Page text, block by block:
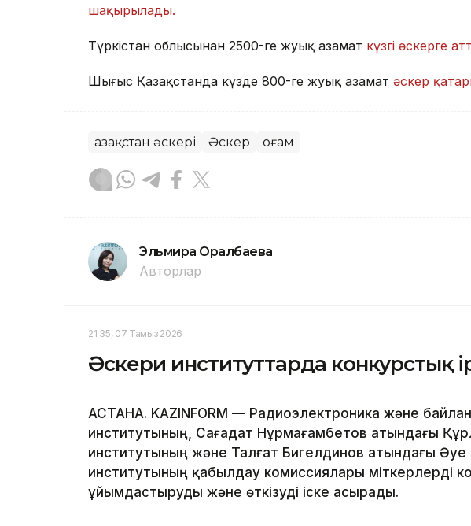
шақырылады.
Түркістан облысынан 2500-ге жуық азамат күзгі әскерге
Шығыс Қазақстанда күзде 800-ге жуық азамат әскер
Қазақстан әскері Әскер Қоғам
Эльмира Оралбаева
Авторлар
21:35, 07 Тамыз 2026
Әскери институттарда конкурстық
АСТАНА. KAZINFORM — Радиоэлектроника және
институтының, Сағадат Нұрмағамбетов атындағы
институтының және Талғат Бигелдинов атындағы Әуе
институтының қабылдау комиссиялары үміткерлерді
ұйымдастыруды және өткізуді іске асырады.